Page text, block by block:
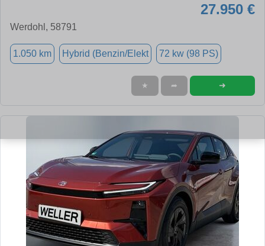
27.950 €
Werdohl, 58791
1.050 km Hybrid (Benzin/Elekt 72 kw (98 PS)
★ ➦ ➜